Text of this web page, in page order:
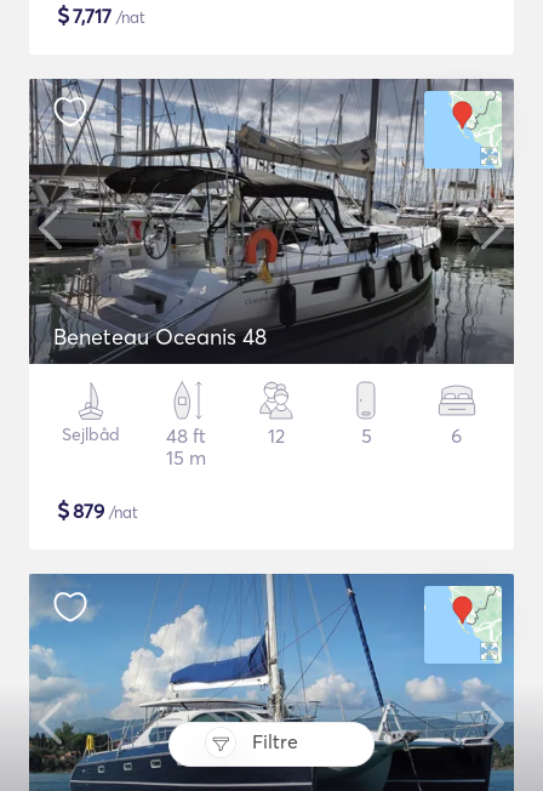
Filtre
$7,717 /nat
Beneteau Oceanis 48
Sejlbåd
48 ft
15 m
12 5 6
$879 /nat